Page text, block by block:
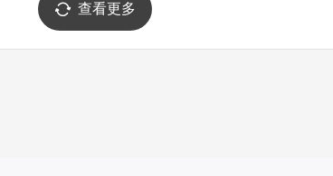
查看更多